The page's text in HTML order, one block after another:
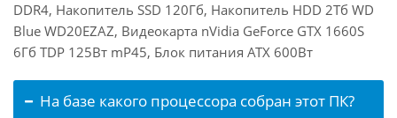
DDR4, Накопитель SSD 120Гб, Накопитель HDD 2Тб WD
Blue WD20EZAZ, Видеокарта nVidia GeForce GTX 1660S
6Гб TDP 125Вт mP45, Блок питания ATX 600Вт
На базе какого процессора собран этот ПК?